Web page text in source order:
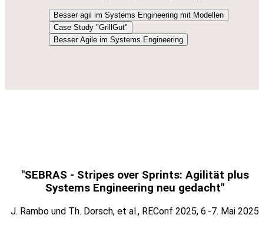
Besser agil im Systems Engineering mit Modellen
Case Study "GrillGut"
Besser Agile im Systems Engineering
"SEBRAS - Stripes over Sprints: Agilität plus
Systems Engineering neu gedacht"
J. Rambo und Th. Dorsch, et al., REConf 2025, 6.-7. Mai 2025